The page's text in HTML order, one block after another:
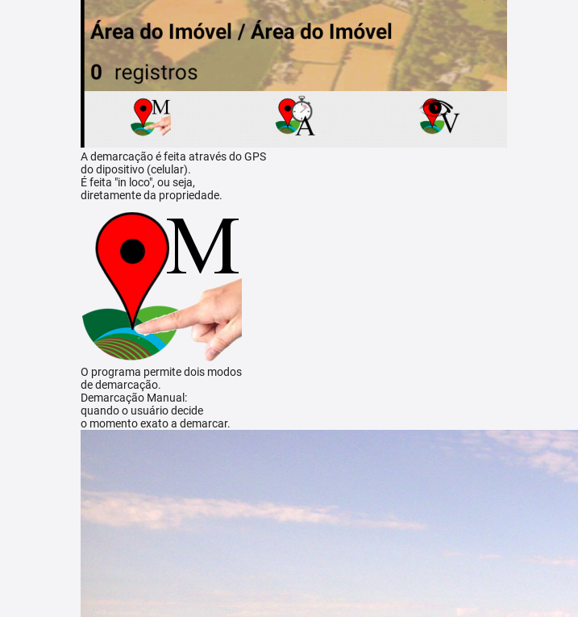
A demarcação é feita através do GPS
do dipositivo (celular).
É feita "in loco", ou seja,
diretamente da propriedade.
O programa permite dois modos
de demarcação.
Demarcação Manual:
quando o usuário decide
o momento exato a demarcar.